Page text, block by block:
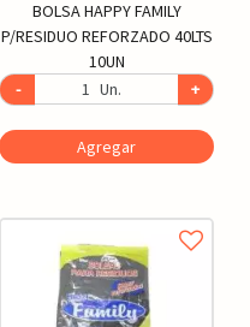
BOLSA HAPPY FAMILY
P/RESIDUO REFORZADO 40LTS
10UN
-
Un. +
Agregar